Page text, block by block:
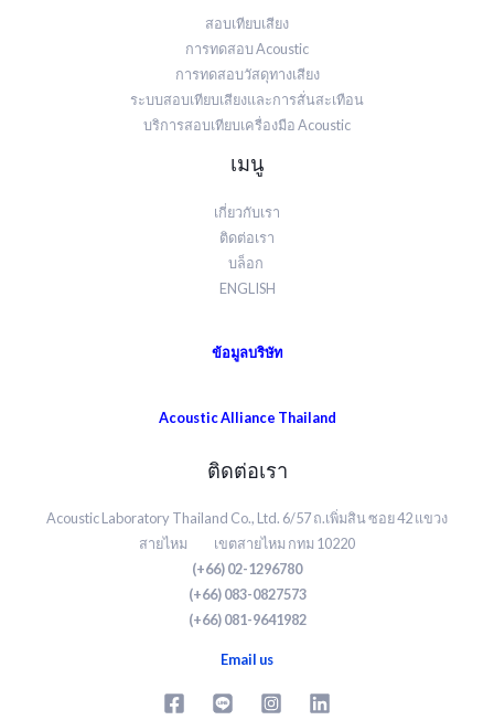
สอบเทียบเสียง
การทดสอบ Acoustic
การทดสอบวัสดุทางเสียง
ระบบสอบเทียบเสียงและการสั่นสะเทือน
บริการสอบเทียบเครื่องมือ Acoustic
เมนู
เกี่ยวกับเรา
ติดต่อเรา
บล็อก
ENGLISH
ข้อมูลบริษัท
Acoustic Alliance Thailand
ติดต่อเรา
Acoustic Laboratory Thailand Co., Ltd. 6/57 ถ.เพิ่มสิน ซอย 42 แขวง
สายไหม เขตสายไหม กทม 10220
(+66) 02-1296780
(+66) 083-0827573
(+66) 081-9641982
Email us